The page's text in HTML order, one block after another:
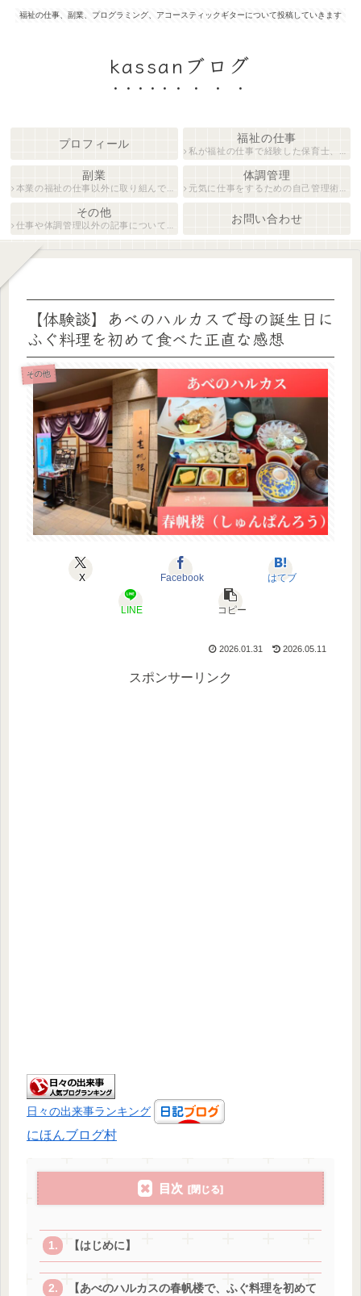
福祉の仕事、副業、プログラミング、アコースティックギターについて投稿していきます
kassanブログ
プロフィール 福祉の仕事
私が福祉の仕事で経験した保育士、障がい者生活支援員について紹介します。
副業
本業の福祉の仕事以外に取り組んでいる仕事について紹介します。
体調管理
元気に仕事をするための自己管理術について説明します。
その他
仕事や体調管理以外の記事について執筆しています。
お問い合わせ
【体験談】あべのハルカスで母の誕生日に
ふぐ料理を初めて食べた正直な感想
その他
X Facebook はてブ
LINE コピー
2026.01.31 2026.05.11
スポンサーリンク
日々の出来事ランキング
にほんブログ村
目次
【はじめに】
【あべのハルカスの春帆楼で、ふぐ料理を初めて